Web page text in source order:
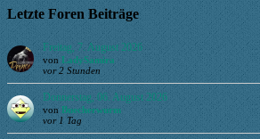
Letzte Foren Beiträge
Freitag, 7. August 2026
von LadySamira
vor 2 Stunden
Donnerstag, 06. August 2026
von Buecherwurm
vor 1 Tag